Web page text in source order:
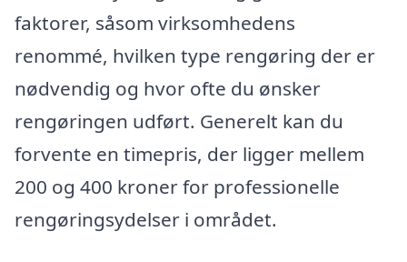
faktorer, såsom virksomhedens
renommé, hvilken type rengøring der er
nødvendig og hvor ofte du ønsker
rengøringen udført. Generelt kan du
forvente en timepris, der ligger mellem
200 og 400 kroner for professionelle
rengøringsydelser i området.